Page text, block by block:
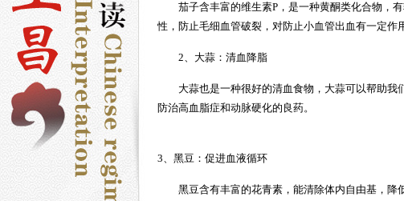
茄子含丰富的维生素P，是一种黄酮类化合物，
性，防止毛细血管破裂，对防止小血管出血有一定作
2、大蒜：清血降脂
大蒜也是一种很好的清血食物，大蒜可以帮助
防治高血脂症和动脉硬化的良药。
3、黑豆：促进血液循环
黑豆含有丰富的花青素，能清除体内自由基，降